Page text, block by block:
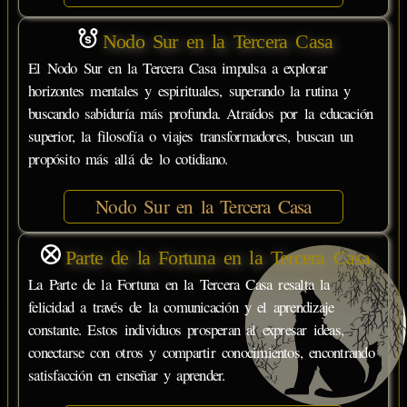
Nodo Sur en la Tercera Casa
El Nodo Sur en la Tercera Casa impulsa a explorar
horizontes mentales y espirituales, superando la rutina y
buscando sabiduría más profunda. Atraídos por la educación
superior, la filosofía o viajes transformadores, buscan un
propósito más allá de lo cotidiano.
Nodo Sur en la Tercera Casa
Parte de la Fortuna en la Tercera Casa
La Parte de la Fortuna en la Tercera Casa resalta la
felicidad a través de la comunicación y el aprendizaje
constante. Estos individuos prosperan al expresar ideas,
conectarse con otros y compartir conocimientos, encontrando
satisfacción en enseñar y aprender.